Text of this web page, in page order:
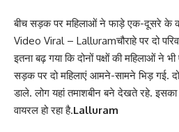
बीच सड़क पर महिलाओं ने फाड़े एक-दूसरे के
Video Viral – Lalluramचौराहे पर दो
इतना बढ़ गया कि दोनों पक्षों की महिलाओं ने
सड़क पर दो महिलाएं आमने-सामने भिड़ गई.
डाले. लोग यहां तमाशबीन बने देखते रहे. इसका
वायरल हो रहा है.Lalluram